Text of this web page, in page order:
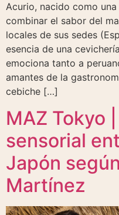
Acurio, nacido como
combinar el sabor del
locales de sus sedes
esencia de una
emociona tanto a
amantes de la
cebiche […]
MAZ Tokyo
sensorial
Japón
Martínez